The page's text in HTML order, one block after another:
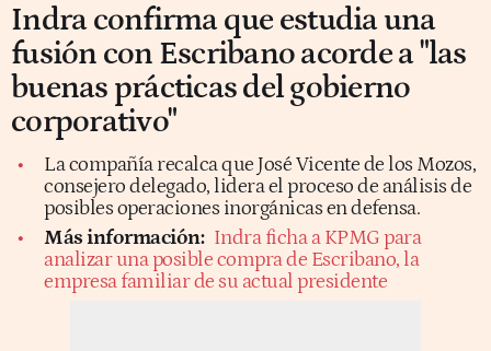
Indra confirma que estudia una
fusión con Escribano acorde a "las
buenas prácticas del gobierno
corporativo"
La compañía recalca que José Vicente de los Mozos,
consejero delegado, lidera el proceso de análisis de
posibles operaciones inorgánicas en defensa.
Más información: Indra ficha a KPMG para
analizar una posible compra de Escribano, la
empresa familiar de su actual presidente